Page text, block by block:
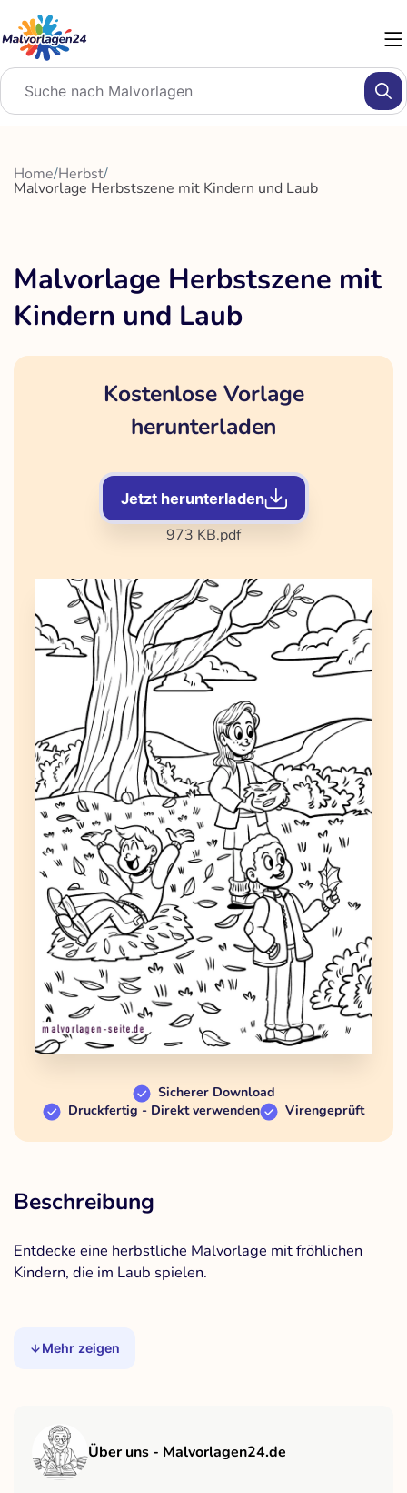
Inhalt
springen
Home/Herbst/
Malvorlage Herbstszene mit Kindern und Laub
Malvorlage Herbstszene mit
Kindern und Laub
Kostenlose Vorlage
herunterladen
Jetzt herunterladen
973 KB.pdf
Sicherer Download
Druckfertig - Direkt verwenden
Virengeprüft
Beschreibung
Entdecke eine herbstliche Malvorlage mit fröhlichen
Kindern, die im Laub spielen.
Mehr zeigen
Über uns - Malvorlagen24.de